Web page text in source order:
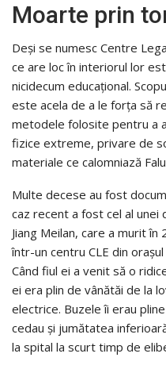
Moarte prin
Deşi se numesc Centre
ce are loc în interiorul lor
nicidecum educaţional.
este acela de a le forţa să
metodele folosite pentru a
fizice extreme, privare de
materiale ce calomniază
Multe decese au fost
caz recent a fost cel al unei
Jiang Meilan, care a murit
într-un centru CLE din
Când fiul ei a venit să o
ei era plin de vânătăi de la
electrice. Buzele îi erau
cedau şi jumătatea
la spital la scurt timp de